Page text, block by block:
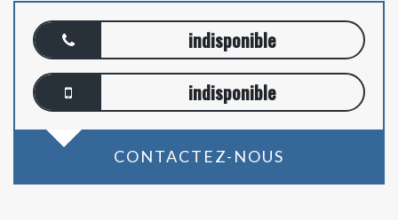
indisponible
indisponible
CONTACTEZ-NOUS